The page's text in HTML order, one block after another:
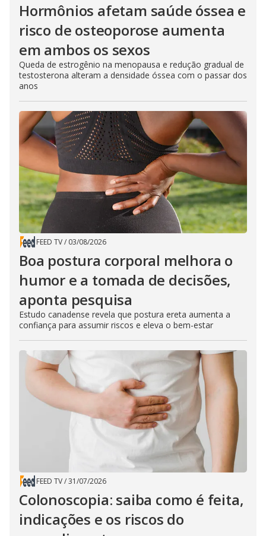
Hormônios afetam saúde óssea e
risco de osteoporose aumenta
em ambos os sexos
Queda de estrogênio na menopausa e redução gradual de
testosterona alteram a densidade óssea com o passar dos
anos
FEED TV/ 03/08/2026
Boa postura corporal melhora o
humor e a tomada de decisões,
aponta pesquisa
Estudo canadense revela que postura ereta aumenta a
confiança para assumir riscos e eleva o bem-estar
FEED TV/31/07/2026
Colonoscopia: saiba como é feita,
indicações e os riscos do